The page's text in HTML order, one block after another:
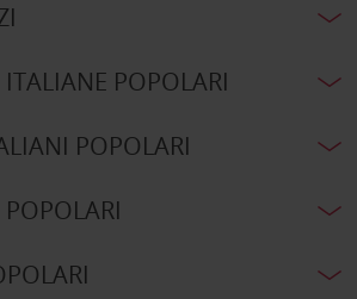
POPOLARI
POPOLARI